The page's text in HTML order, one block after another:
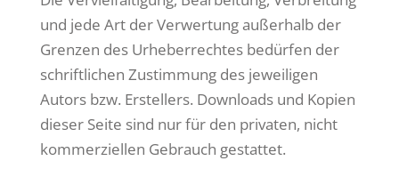
und jede Art der Verwertung außerhalb der
Grenzen des Urheberrechtes bedürfen der
schriftlichen Zustimmung des jeweiligen
Autors bzw. Erstellers. Downloads und Kopien
dieser Seite sind nur für den privaten, nicht
kommerziellen Gebrauch gestattet.